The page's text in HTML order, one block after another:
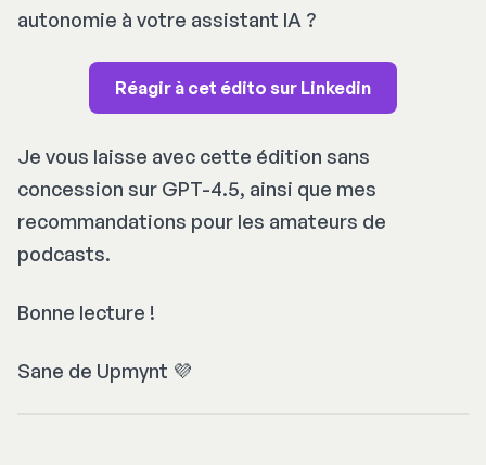
autonomie à votre assistant IA ?
Réagir à cet édito sur Linkedin
Je vous laisse avec cette édition sans
concession sur GPT-4.5, ainsi que mes
recommandations pour les amateurs de
podcasts.
Bonne lecture !
Sane de Upmynt 💜